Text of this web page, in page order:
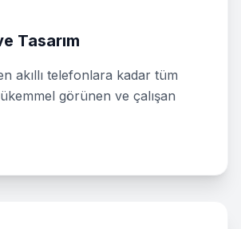
Tasarım
akıllı telefonlara kadar tüm
görünen ve çalışan